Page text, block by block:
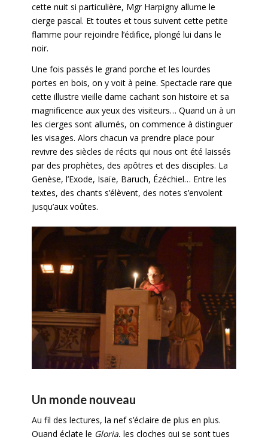
cette nuit si particulière, Mgr Harpigny allume le
cierge pascal. Et toutes et tous suivent cette petite
flamme pour rejoindre l’édifice, plongé lui dans le
noir.
Une fois passés le grand porche et les lourdes
portes en bois, on y voit à peine. Spectacle rare que
cette illustre vieille dame cachant son histoire et sa
magnificence aux yeux des visiteurs… Quand un à un
les cierges sont allumés, on commence à distinguer
les visages. Alors chacun va prendre place pour
revivre des siècles de récits qui nous ont été laissés
par des prophètes, des apôtres et des disciples. La
Genèse, l’Exode, Isaïe, Baruch, Ézéchiel… Entre les
textes, des chants s’élèvent, des notes s’envolent
jusqu’aux voûtes.
Un monde nouveau
Au fil des lectures, la nef s’éclaire de plus en plus.
Quand éclate le Gloria, les cloches qui se sont tues